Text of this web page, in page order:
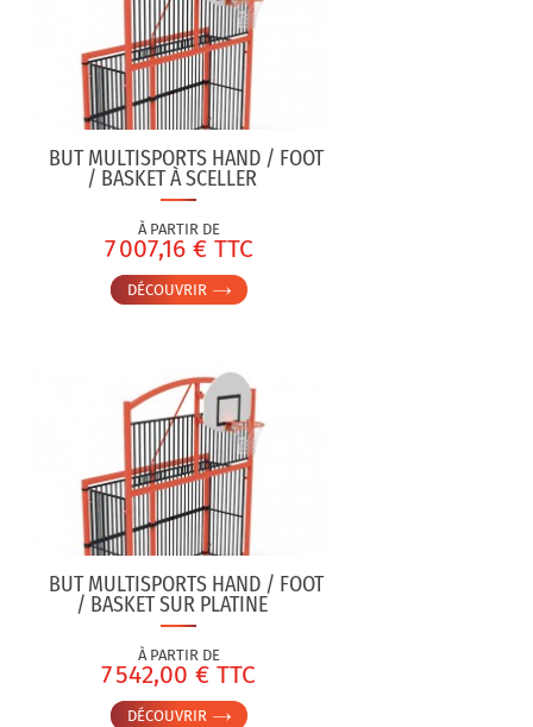
BUT MULTISPORTS HAND / FOOT
/ BASKET À SCELLER
À PARTIR DE
7 007,16 € TTC
DÉCOUVRIR
BUT MULTISPORTS HAND / FOOT
/ BASKET SUR PLATINE
À PARTIR DE
7 542,00 € TTC
DÉCOUVRIR